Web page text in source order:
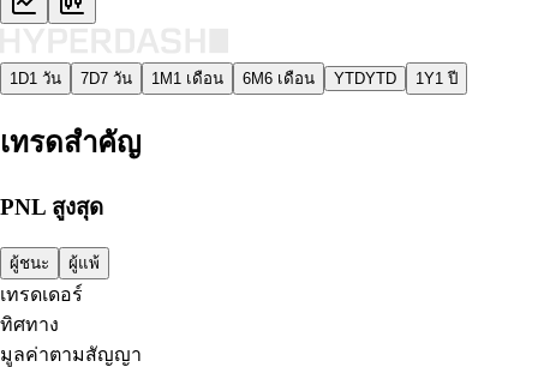
1D1 วัน 7D7 วัน 1M 1 เดือน 6M6 เดือน YTDYTD 1Y1 ปี
เทรดสำคัญ
PNL สูงสุด
ผู้ชนะ ผู้แพ้
เทรดเดอร์
ทิศทาง
มูลค่าตามสัญญา